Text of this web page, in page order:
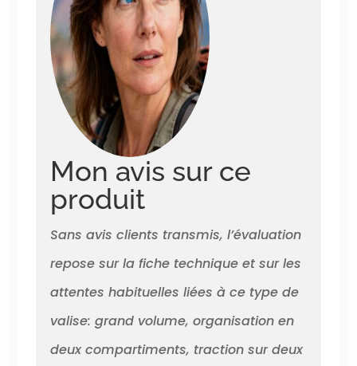
souple avec sangles de
compression – s’adapte au
contenu tout en offrant une
grande capacité de
rangement
Mon avis sur ce
produit
Sans avis clients transmis, l’évaluation
repose sur la fiche technique et sur les
attentes habituelles liées à ce type de
valise: grand volume, organisation en
deux compartiments, traction sur deux